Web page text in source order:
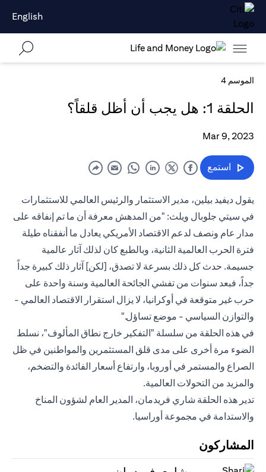
English
الموسم 4
الحلقة 1: هل يجب أن أظل قلقاً؟
Mar 9, 2023
استمع
يقول ديفيد بيلين، مدير الاستثمار والرئيس العالمي للاستثمارات
في سيتي جلوبال ويلث: "من المدهش معرفة أن ما تم إنفاقه على
مدار عام ونصف لدعم الاقتصاد الأمريكي يعادل ما أنفقناه طيلة
فترة الحرب العالمية الثانية، وبالطبع كان لذلك آثار عالمية
جسيمة. حدث كل ذلك بسرعة لا تصدق، [لكن] آثار ذلك كبيرة جداً
جداً، فبعد سنوات من تفشي الجائحة العالمية وسنة واحدة على
حرب غير متوقعة في أوكرانيا، لا يزال استقرار الاقتصاد العالمي -
والتوازن السياسي - موضع تساؤل."
في هذه الحلقة من سلسلة "التفكير خارج نطاق المألوف"، نسلط
الضوء مرة أخرى على مدى قلق المستثمرين والمواطنين في ظل
الصراع والمستمر في أوروبا، وارتفاع أسعار الفائدة والتضخم،
والمزيد من التحولات العالمية.
تدير هذه الحلقة شاري فريدمان، المدير العام لشؤون المناخ
والاستدامة في مجموعة أوراسيا.
المشاركون